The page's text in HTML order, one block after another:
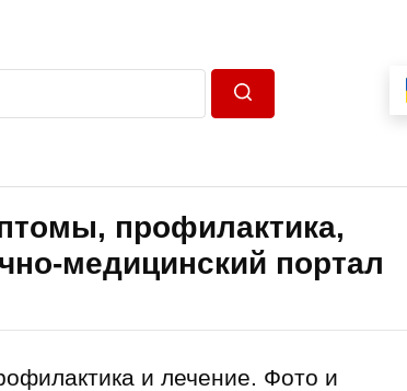
профилактика,
медицинский портал
и лечение. Фото и